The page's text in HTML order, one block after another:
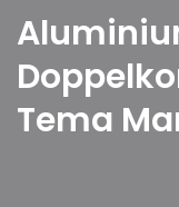
Tema